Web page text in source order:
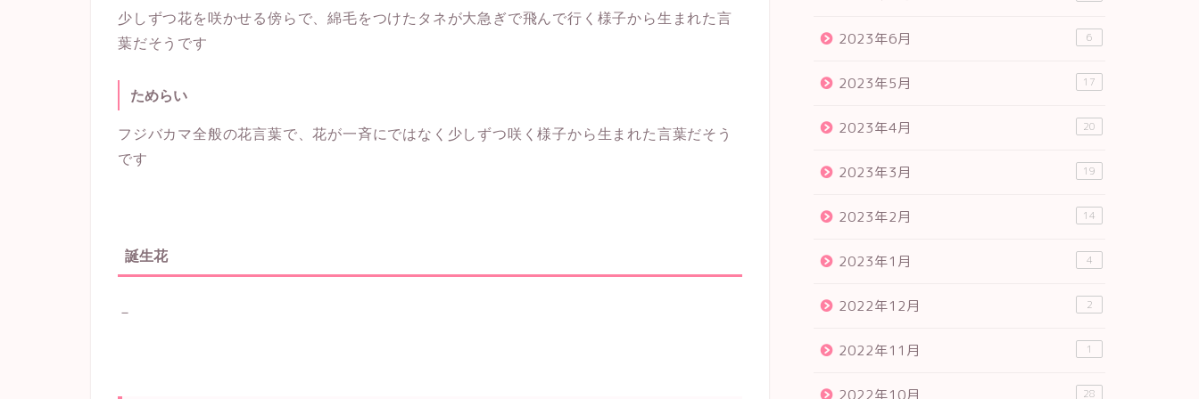
少しずつ花を咲かせる傍らで、綿毛をつけたタネが大急ぎで飛んで行く様子から生まれた言
葉だそうです
ためらい
フジバカマ全般の花言葉で、花が一斉にではなく少しずつ咲く様子から生まれた言葉だそう
です
誕生花
－
2023年6月 6
2023年5月 17
2023年4月 20
2023年3月 19
2023年2月 14
2023年1月 4
2022年12月 2
2022年11月 1
28